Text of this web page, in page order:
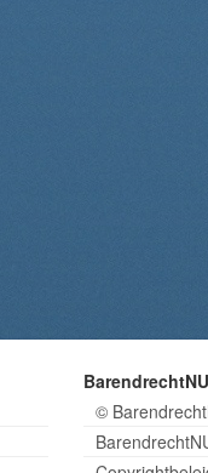
BarendrechtNU
©